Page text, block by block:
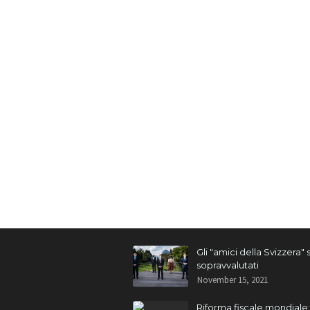
Gli "amici della Svizzera"
sopravvalutati
November 15, 2021
Riforma fiscale